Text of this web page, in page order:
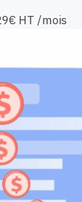
HT /mois